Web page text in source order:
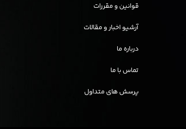
قوانین و مقررات
آرشیو اخبار و مقالات
درباره ما
تماس با ما
پرسش های متداول